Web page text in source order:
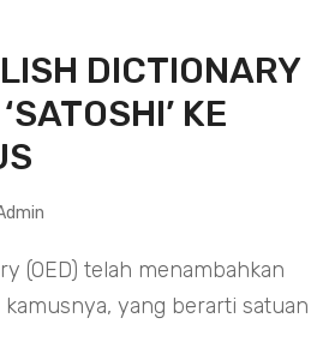
DICTIONARY
KE
(OED) telah menambahkan
kamusnya, yang berarti satuan